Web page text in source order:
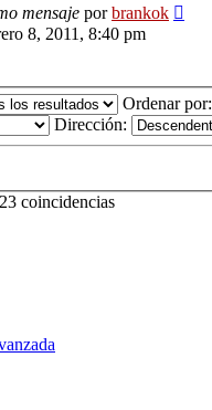
mensaje porbrankok
8, 2011, 8:40 pm
Ordenar por:
Dirección:
coincidencias